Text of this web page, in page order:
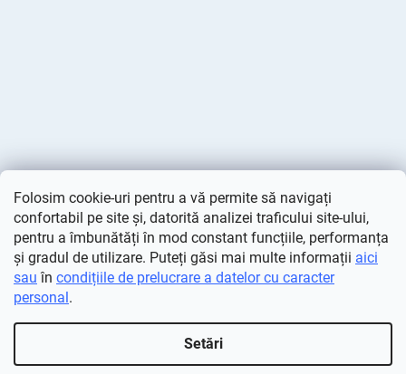
Folosim cookie-uri pentru a vă permite să navigați
confortabil pe site și, datorită analizei traficului site-ului,
pentru a îmbunătăți în mod constant funcțiile, performanța
și gradul de utilizare. Puteți găsi mai multe informații aici
sau în condițiile de prelucrare a datelor cu caracter
personal.
Setări